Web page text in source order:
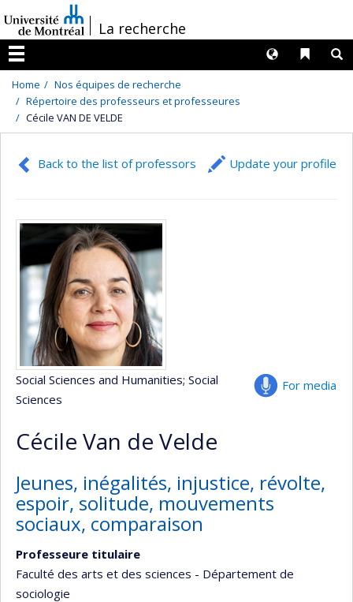
au
contenu
/La recherche
Menu
Liens
Langues
Home
Nos équipes de recherche
Répertoire des professeurs et professeures
Cécile VAN DE VELDE
Back to the list of professors Update your profile
For media
Social Sciences and Humanities; Social
Sciences
Cécile Van de Velde
Jeunes, inégalités, injustice, révolte,
espoir, solitude, mouvements
sociaux, comparaison
Professeure titulaire
Faculté des arts et des sciences - Département de
sociologie